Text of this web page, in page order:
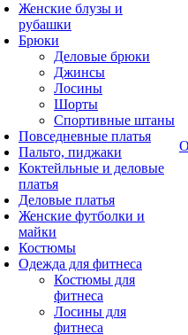
Женские блузы и
рубашки
Брюки
Деловые брюки
Джинсы
Лосины
Шорты
Спортивные штаны
Повседневные платья
Пальто, пиджаки
Коктейльные и деловые
платья
Деловые платья
Женские футболки и
майки
Костюмы
Одежда для фитнеса
Костюмы для
фитнеса
Лосины для
фитнеса